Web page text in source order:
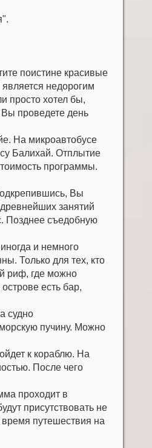
поистине красивые
недорогим
просто хотел бы,
проведете день
На микроавтобусе
Балихай. Отплытие
программы.
Вы
занятий
Позднее съедобную
и немного
Только для тех, кто
риф, где можно
есть бар,
судно
пучину. Можно
к кораблю. На
После чего
проходит в
присутствовать не
время путешествия на